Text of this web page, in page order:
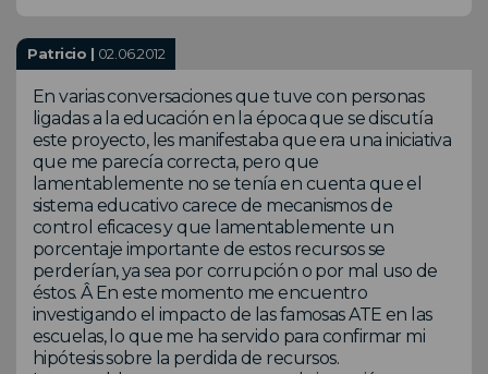
Patricio | 02.06.2012
En varias conversaciones que tuve con personas
ligadas a la educación en la época que se discutía
este proyecto, les manifestaba que era una iniciativa
que me parecía correcta, pero que
lamentablemente no se tenía en cuenta que el
sistema educativo carece de mecanismos de
control eficaces y que lamentablemente un
porcentaje importante de estos recursos se
perderían, ya sea por corrupción o por mal uso de
éstos. Â En este momento me encuentro
investigando el impacto de las famosas ATE en las
escuelas, lo que me ha servido para confirmar mi
hipótesis sobre la perdida de recursos.